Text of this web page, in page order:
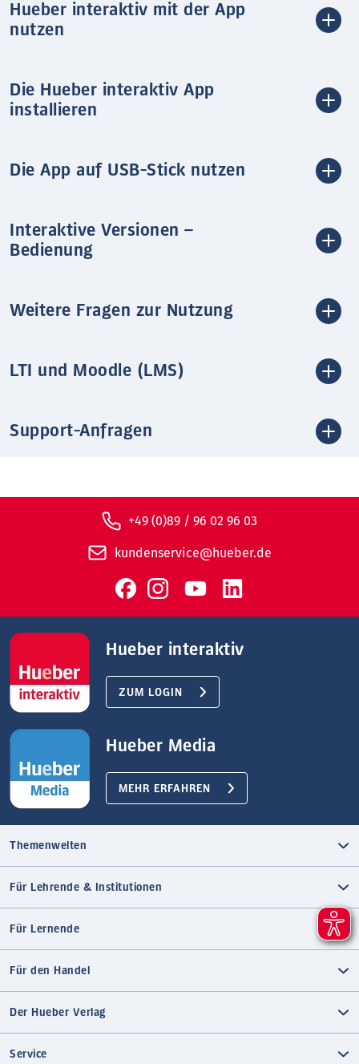
Hueber interaktiv mit der App
nutzen
Die Hueber interaktiv App
installieren
Die App auf USB-Stick nutzen
Interaktive Versionen –
Bedienung
Weitere Fragen zur Nutzung
LTI und Moodle (LMS)
Support-Anfragen
+49 (0)89 / 96 02 96 03
kundenservice@hueber.de
Hueber interaktiv
ZUM LOGIN
Hueber Media
MEHR ERFAHREN
Themenwelten
Für Lehrende & Institutionen
Für Lernende
Für den Handel
Der Hueber Verlag
Service